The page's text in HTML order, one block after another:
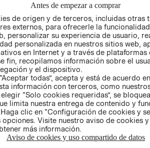
EMPRESARIAL
CONDICIONES
AVISO DE
PRIVACIDAD
GIFT CARD
AVISO DE
Antes de empezar a comprar
de origen y de terceros, incluidas otras
externos, para ofrecerle la
personalizar su experiencia de usuario,
personalizada en nuestros sitios web,
en Internet y a través de plataformas
fin, recopilamos información sobre el
y el dispositivo.
todas”, acepta y está de acuerdo
información con terceros, como
“Solo cookies requeridas”, se
limita nuestra entrega de contenido y
clic en “Configuración de cookies y
opciones. Visite nuestro aviso de cookies
más información.
Aviso de cookies y uso compartido de datos